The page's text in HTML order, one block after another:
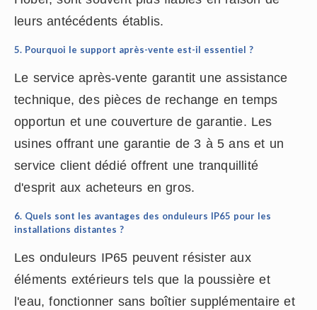
leurs antécédents établis.
5. Pourquoi le support après-vente est-il essentiel ?
Le service après-vente garantit une assistance
technique, des pièces de rechange en temps
opportun et une couverture de garantie. Les
usines offrant une garantie de 3 à 5 ans et un
service client dédié offrent une tranquillité
d'esprit aux acheteurs en gros.
6. Quels sont les avantages des onduleurs IP65 pour les
installations distantes ?
Les onduleurs IP65 peuvent résister aux
éléments extérieurs tels que la poussière et
l'eau, fonctionner sans boîtier supplémentaire et